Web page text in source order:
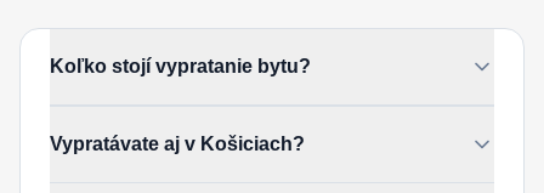
Koľko stojí vypratanie bytu?
Vypratávate aj v Košiciach?